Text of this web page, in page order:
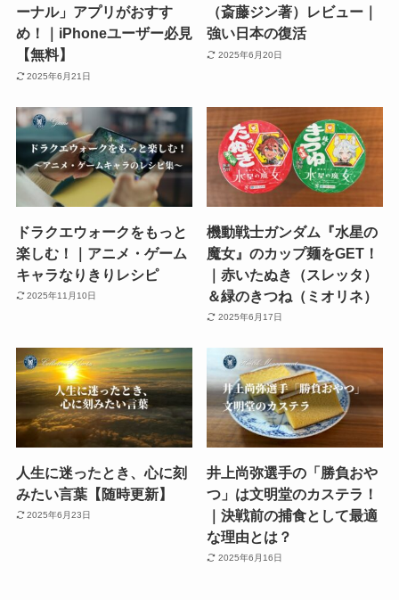
ーナル」アプリがおすす
め！｜iPhoneユーザー必見
【無料】
2025年6月21日
（斎藤ジン著）レビュー｜
強い日本の復活
2025年6月20日
ドラクエウォークをもっと
楽しむ！｜アニメ・ゲーム
キャラなりきりレシピ
2025年11月10日
機動戦士ガンダム『水星の
魔女』のカップ麺をGET！
｜赤いたぬき（スレッタ）
＆緑のきつね（ミオリネ）
2025年6月17日
人生に迷ったとき、心に刻
みたい言葉【随時更新】
2025年6月23日
井上尚弥選手の「勝負おや
つ」は文明堂のカステラ！
｜決戦前の捕食として最適
な理由とは？
2025年6月16日